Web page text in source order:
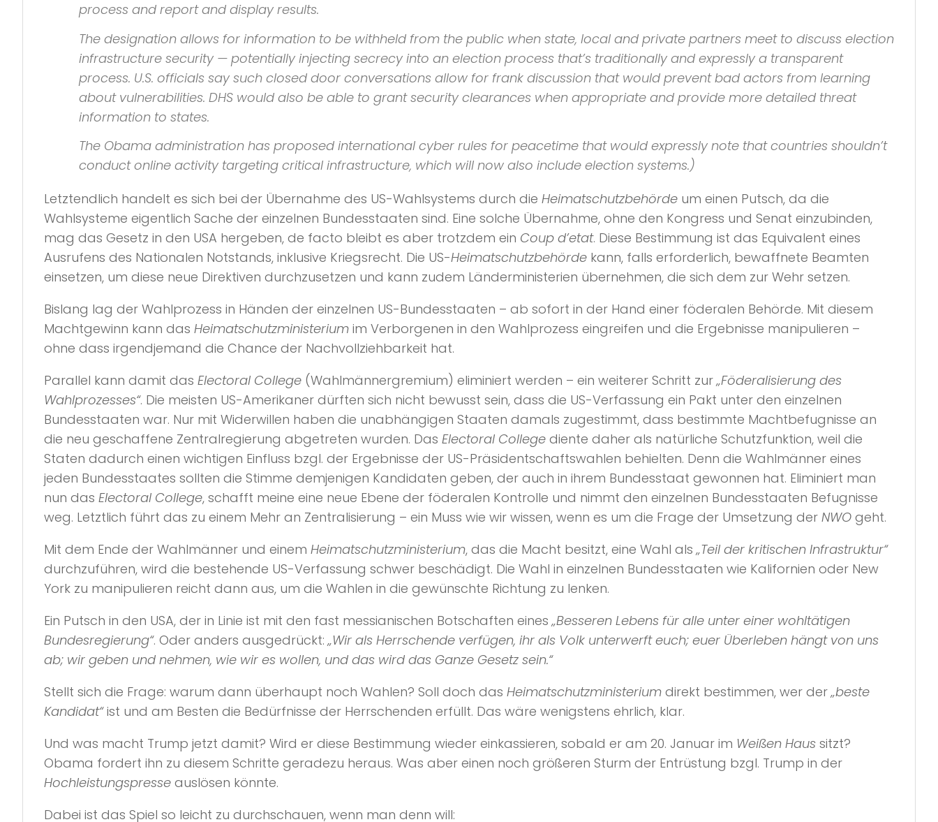
process and report and display results.
The designation allows for information to be withheld from the public when state, local and private partners meet to discuss election
infrastructure security — potentially injecting secrecy into an election process that’s traditionally and expressly a transparent
process. U.S. officials say such closed door conversations allow for frank discussion that would prevent bad actors from learning
about vulnerabilities. DHS would also be able to grant security clearances when appropriate and provide more detailed threat
information to states.
The Obama administration has proposed international cyber rules for peacetime that would expressly note that countries shouldn’t
conduct online activity targeting critical infrastructure, which will now also include election systems.)
Letztendlich handelt es sich bei der Übernahme des US-Wahlsystems durch die Heimatschutzbehörde um einen Putsch, da die
Wahlsysteme eigentlich Sache der einzelnen Bundesstaaten sind. Eine solche Übernahme, ohne den Kongress und Senat einzubinden,
mag das Gesetz in den USA hergeben, de facto bleibt es aber trotzdem ein Coup d’etat. Diese Bestimmung ist das Equivalent eines
Ausrufens des Nationalen Notstands, inklusive Kriegsrecht. Die US-Heimatschutzbehörde kann, falls erforderlich, bewaffnete Beamten
einsetzen, um diese neue Direktiven durchzusetzen und kann zudem Länderministerien übernehmen, die sich dem zur Wehr setzen.
Bislang lag der Wahlprozess in Händen der einzelnen US-Bundesstaaten – ab sofort in der Hand einer föderalen Behörde. Mit diesem
Machtgewinn kann das Heimatschutzministerium im Verborgenen in den Wahlprozess eingreifen und die Ergebnisse manipulieren –
ohne dass irgendjemand die Chance der Nachvollziehbarkeit hat.
Parallel kann damit das Electoral College (Wahlmännergremium) eliminiert werden – ein weiterer Schritt zur„Föderalisierung des
Wahlprozesses“. Die meisten US-Amerikaner dürften sich nicht bewusst sein, dass die US-Verfassung ein Pakt unter den einzelnen
Bundesstaaten war. Nur mit Widerwillen haben die unabhängigen Staaten damals zugestimmt, dass bestimmte Machtbefugnisse an
die neu geschaffene Zentralregierung abgetreten wurden. Das Electoral College diente daher als natürliche Schutzfunktion, weil die
Staten dadurch einen wichtigen Einfluss bzgl. der Ergebnisse der US-Präsidentschaftswahlen behielten. Denn die Wahlmänner eines
jeden Bundesstaates sollten die Stimme demjenigen Kandidaten geben, der auch in ihrem Bundesstaat gewonnen hat. Eliminiert man
nun das Electoral College, schafft meine eine neue Ebene der föderalen Kontrolle und nimmt den einzelnen Bundesstaaten Befugnisse
weg. Letztlich führt das zu einem Mehr an Zentralisierung – ein Muss wie wir wissen, wenn es um die Frage der Umsetzung der NWO geht.
Mit dem Ende der Wahlmänner und einem Heimatschutzministerium, das die Macht besitzt, eine Wahl als„Teil der kritischen Infrastruktur“
durchzuführen, wird die bestehende US-Verfassung schwer beschädigt. Die Wahl in einzelnen Bundesstaaten wie Kalifornien oder New
York zu manipulieren reicht dann aus, um die Wahlen in die gewünschte Richtung zu lenken.
Ein Putsch in den USA, der in Linie ist mit den fast messianischen Botschaften eines„Besseren Lebens für alle unter einer wohltätigen
Bundesregierung“. Oder anders ausgedrückt: „Wir als Herrschende verfügen, ihr als Volk unterwerft euch; euer Überleben hängt von uns
ab; wir geben und nehmen, wie wir es wollen, und das wird das Ganze Gesetz sein.“
Stellt sich die Frage: warum dann überhaupt noch Wahlen? Soll doch das Heimatschutzministerium direkt bestimmen, wer der„beste
Kandidat“ist und am Besten die Bedürfnisse der Herrschenden erfüllt. Das wäre wenigstens ehrlich, klar.
Und was macht Trump jetzt damit? Wird er diese Bestimmung wieder einkassieren, sobald er am 20. Januar im Weißen Haus sitzt?
Obama fordert ihn zu diesem Schritte geradezu heraus. Was aber einen noch größeren Sturm der Entrüstung bzgl. Trump in der
Hochleistungspresse auslösen könnte.
Dabei ist das Spiel so leicht zu durchschauen, wenn man denn will: